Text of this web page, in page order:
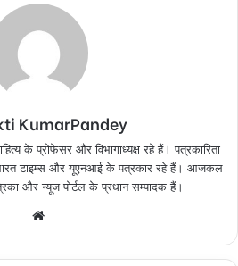
KumarPandey
के प्रोफेसर और विभागाध्यक्ष रहे हैं। पत्रकारिता
टाइम्स और यूएनआई के पत्रकार रहे हैं। आजकल
और न्यूज पोर्टल के प्रधान सम्पादक हैं।